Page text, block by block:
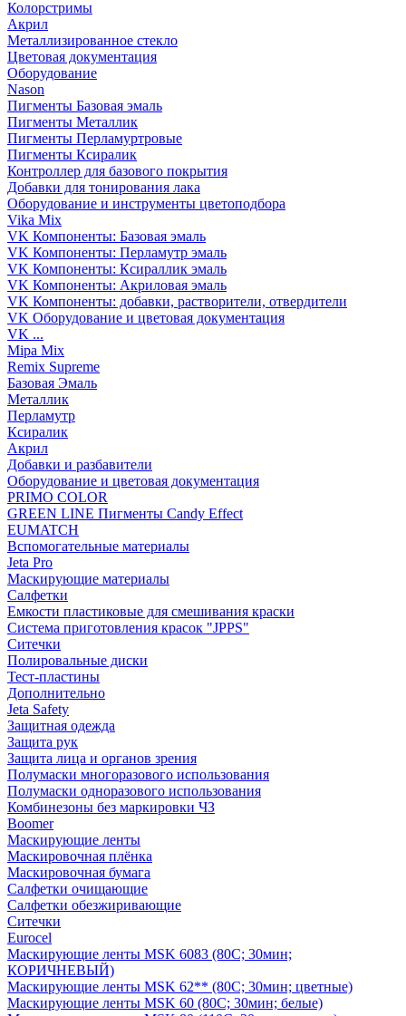
Колорстримы
Акрил
Металлизированное стекло
Цветовая документация
Оборудование
Nason
Пигменты Базовая эмаль
Пигменты Металлик
Пигменты Перламуртровые
Пигменты Ксиралик
Контроллер для базового покрытия
Добавки для тонирования лака
Оборудование и инструменты цветоподбора
Vika Mix
VK Компоненты: Базовая эмаль
VK Компоненты: Перламутр эмаль
VK Компоненты: Ксираллик эмаль
VK Компоненты: Акриловая эмаль
VK Компоненты: добавки, растворители, отвердители
VK Оборудование и цветовая документация
VK ...
Mipa Mix
Remix Supreme
Базовая Эмаль
Металлик
Перламутр
Ксиралик
Акрил
Добавки и разбавители
Оборудование и цветовая документация
PRIMO COLOR
GREEN LINE Пигменты Candy Effect
EUMATCH
Вспомогательные материалы
Jeta Pro
Маскирующие материалы
Салфетки
Емкости пластиковые для смешивания краски
Система приготовления красок "JPPS"
Ситечки
Полировальные диски
Тест-пластины
Дополнительно
Jeta Safety
Защитная одежда
Защита рук
Защита лица и органов зрения
Полумаски многоразового использования
Полумаски одноразового использования
Комбинезоны без маркировки ЧЗ
Boomer
Маскирующие ленты
Маскировочная плёнка
Маскировочная бумага
Салфетки очищающие
Салфетки обезжиривающие
Ситечки
Euroсel
Маскирующие ленты MSK 6083 (80С; 30мин;
КОРИЧНЕВЫЙ)
Маскирующие ленты MSK 62** (80С; 30мин; цветные)
Маскирующие ленты MSK 60 (80С; 30мин; белые)